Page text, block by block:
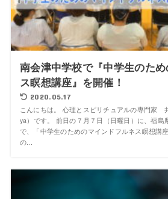
南会津中学校で『中学生のた
ス瞑想講座』を開催！
2020.05.17
こんにちは。 心理とスピリチュアルの専門家
ya）です。 前日の７月７日（日曜日）に、福島
で、「中学生のためのマインドフルネス瞑想講
の...